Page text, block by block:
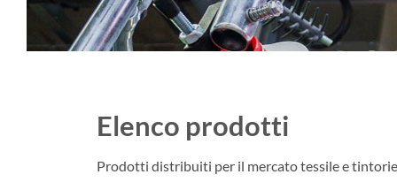
Elenco prodotti
Prodotti distribuiti per il mercato tessile e